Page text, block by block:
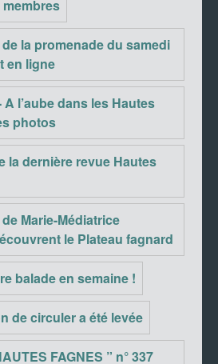
la promenade du samedi
en ligne
A l’aube dans les Hautes
photos
la dernière revue Hautes
Marie-Médiatrice
le Plateau fagnard
balade en semaine !
de circuler a été levée
FAGNES ” n° 337